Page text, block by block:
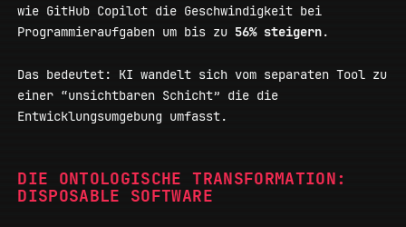
wie GitHub Copilot die Geschwindigkeit bei
Programmieraufgaben um bis zu 56% steigern.
Das bedeutet: KI wandelt sich vom separaten Tool zu
einer “unsichtbaren Schicht” die die
Entwicklungsumgebung umfasst.
DIE ONTOLOGISCHE TRANSFORMATION:
DISPOSABLE SOFTWARE